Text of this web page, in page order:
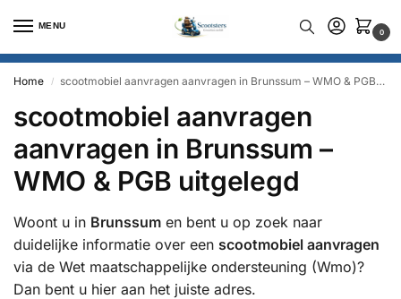
MENU
0
Home / scootmobiel aanvragen aanvragen in Brunssum – WMO & PGB uitgelegd
scootmobiel aanvragen
aanvragen in Brunssum –
WMO & PGB uitgelegd
Woont u in Brunssum en bent u op zoek naar
duidelijke informatie over een scootmobiel aanvragen
via de Wet maatschappelijke ondersteuning (Wmo)?
Dan bent u hier aan het juiste adres.